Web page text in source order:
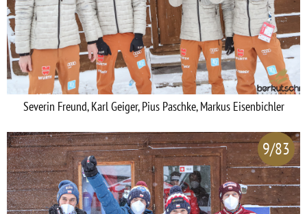
Severin Freund, Karl Geiger, Pius Paschke, Markus Eisenbichler
9/83